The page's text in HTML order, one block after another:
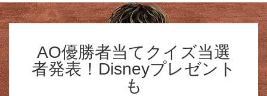
AO優勝者当てクイズ当選
者発表！Disneyプレゼント
も